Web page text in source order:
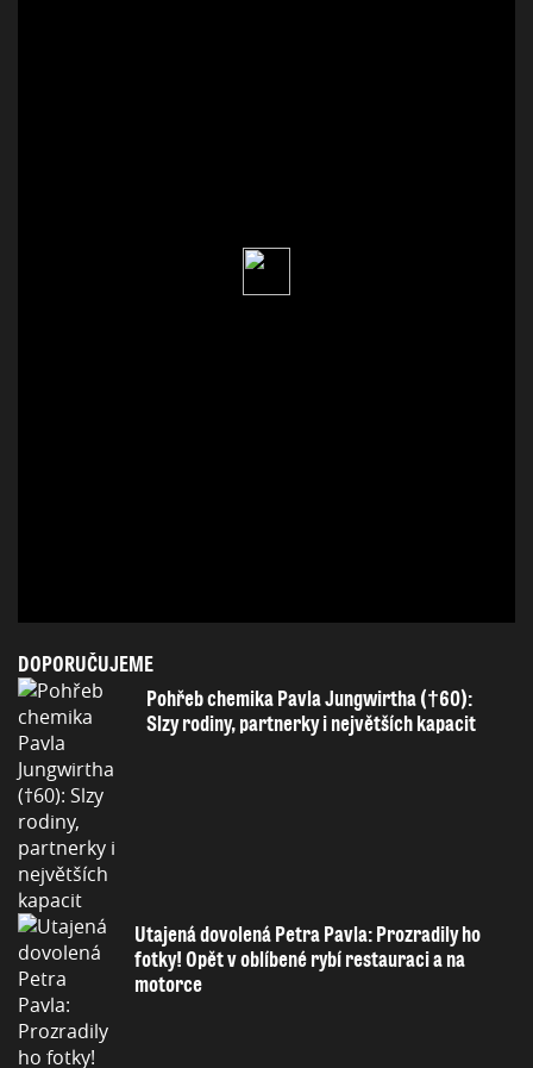
DOPORUČUJEME
Pohřeb chemika Pavla Jungwirtha (†60):
Slzy rodiny, partnerky i největších kapacit
Utajená dovolená Petra Pavla: Prozradily ho
fotky! Opět v oblíbené rybí restauraci a na
motorce